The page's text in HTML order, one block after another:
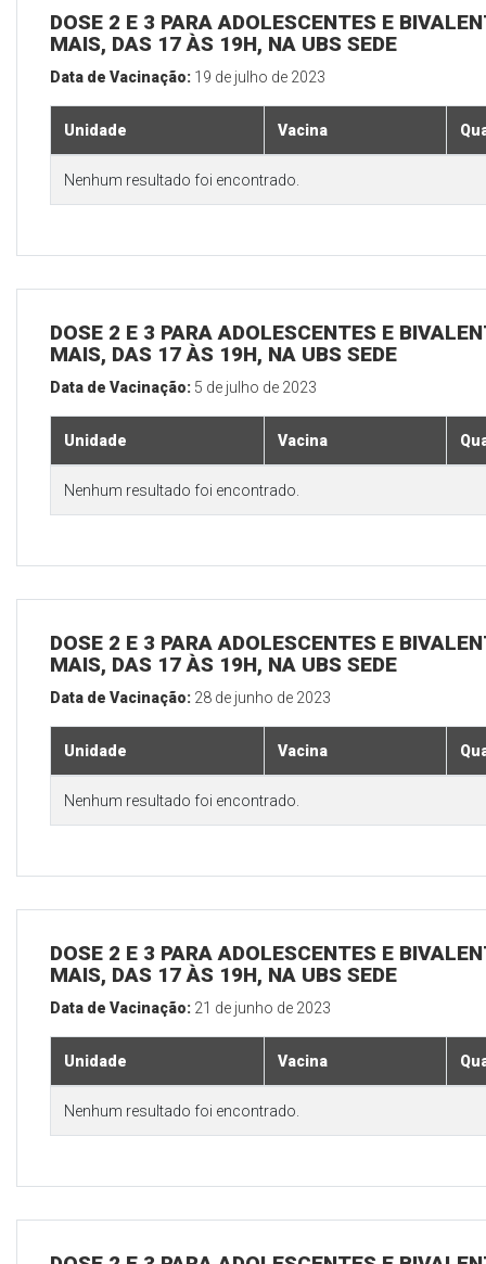
DOSE 2 E 3 PARA ADOLESCENTES E
MAIS, DAS 17 ÀS 19H, NA UBS SEDE
Data de Vacinação: 19 de julho de 2023
Unidade Vacina
Nenhum resultado foi encontrado.
DOSE 2 E 3 PARA ADOLESCENTES E
MAIS, DAS 17 ÀS 19H, NA UBS SEDE
Data de Vacinação: 5 de julho de 2023
Unidade Vacina
Nenhum resultado foi encontrado.
DOSE 2 E 3 PARA ADOLESCENTES E
MAIS, DAS 17 ÀS 19H, NA UBS SEDE
Data de Vacinação: 28 de junho de 2023
Unidade Vacina
Nenhum resultado foi encontrado.
DOSE 2 E 3 PARA ADOLESCENTES E
MAIS, DAS 17 ÀS 19H, NA UBS SEDE
Data de Vacinação: 21 de junho de 2023
Unidade Vacina
Nenhum resultado foi encontrado.